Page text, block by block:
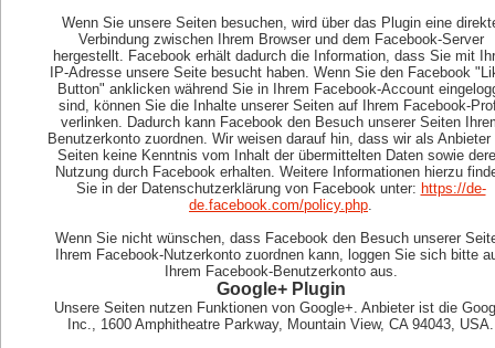
Wenn Sie unsere Seiten besuchen, wird über das Plugin eine
Verbindung zwischen Ihrem Browser und dem Facebook-Server
hergestellt. Facebook erhält dadurch die Information, dass Sie mit
IP-Adresse unsere Seite besucht haben. Wenn Sie den Facebook
Button" anklicken während Sie in Ihrem Facebook-Account
sind, können Sie die Inhalte unserer Seiten auf Ihrem Facebook-
verlinken. Dadurch kann Facebook den Besuch unserer Seiten
Benutzerkonto zuordnen. Wir weisen darauf hin, dass wir als Anbieter
Seiten keine Kenntnis vom Inhalt der übermittelten Daten sowie
Nutzung durch Facebook erhalten. Weitere Informationen hierzu
Sie in der Datenschutzerklärung von Facebook unter: https://de-
de.facebook.com/policy.php.
Wenn Sie nicht wünschen, dass Facebook den Besuch unserer
Ihrem Facebook-Nutzerkonto zuordnen kann, loggen Sie sich bitte
Ihrem Facebook-Benutzerkonto aus.
Google+ Plugin
Unsere Seiten nutzen Funktionen von Google+. Anbieter ist die
Inc., 1600 Amphitheatre Parkway, Mountain View, CA 94043, USA.